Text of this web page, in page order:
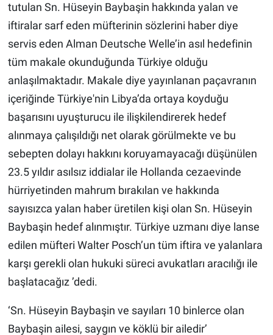
tutulan Sn. Hüseyin Baybaşin hakkında yalan ve
iftiralar sarf eden müfterinin sözlerini haber diye
servis eden Alman Deutsche Welle’in asıl hedefinin
tüm makale okunduğunda Türkiye olduğu
anlaşılmaktadır. Makale diye yayınlanan paçavranın
içeriğinde Türkiye'nin Libya’da ortaya koyduğu
başarısını uyuşturucu ile ilişkilendirerek hedef
alınmaya çalışıldığı net olarak görülmekte ve bu
sebepten dolayı hakkını koruyamayacağı düşünülen
23.5 yıldır asılsız iddialar ile Hollanda cezaevinde
hürriyetinden mahrum bırakılan ve hakkında
sayısızca yalan haber üretilen kişi olan Sn. Hüseyin
Baybaşin hedef alınmıştır. Türkiye uzmanı diye lanse
edilen müfteri Walter Posch’un tüm iftira ve yalanlara
karşı gerekli olan hukuki süreci avukatları aracılığı ile
başlatacağız ’dedi.
‘Sn. Hüseyin Baybaşin ve sayıları 10 binlerce olan
Baybaşin ailesi, saygın ve köklü bir ailedir’